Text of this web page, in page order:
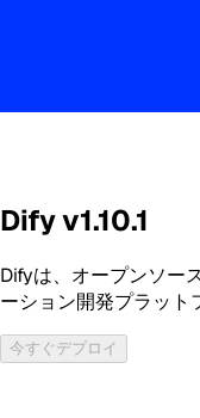
Dify v1.10.1
Difyは、オープンソー
ーション開発プラット
今すぐデプロイ